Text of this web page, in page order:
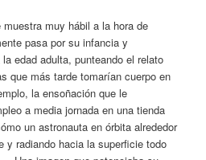
muy hábil a la hora de
pasa por su infancia y
edad adulta, punteando el relato
que más tarde tomarían cuerpo en
la ensoñación que le
a media jornada en una tienda
un astronauta en órbita alrededor
y radiando hacia la superficie todo